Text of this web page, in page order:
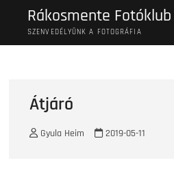
content
Rákosmente Fotóklub
SZENVEDÉLYÜNK A FOTOGRÁFIA
Átjáró
Gyula Heim 2019-05-11